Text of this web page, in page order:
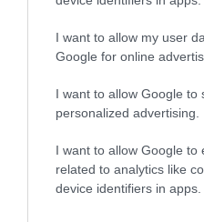
I want to allow my user
Google for online
I want to allow Google to
personalized advertising.
I want to allow Google to
related to analytics like
device identifiers in apps.